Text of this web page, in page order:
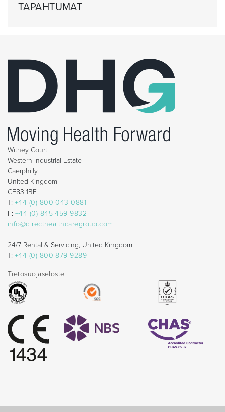
TAPAHTUMAT
Withey Court
Western Industrial Estate
Caerphilly
United Kingdom
CF83 1BF
T: +44 (0) 800 043 0881
F: +44 (0) 845 459 9832
info@directhealthcaregroup.com
24/7 Rental & Servicing, United Kingdom:
T: +44 (0) 800 879 9289
Tietosuojaseloste